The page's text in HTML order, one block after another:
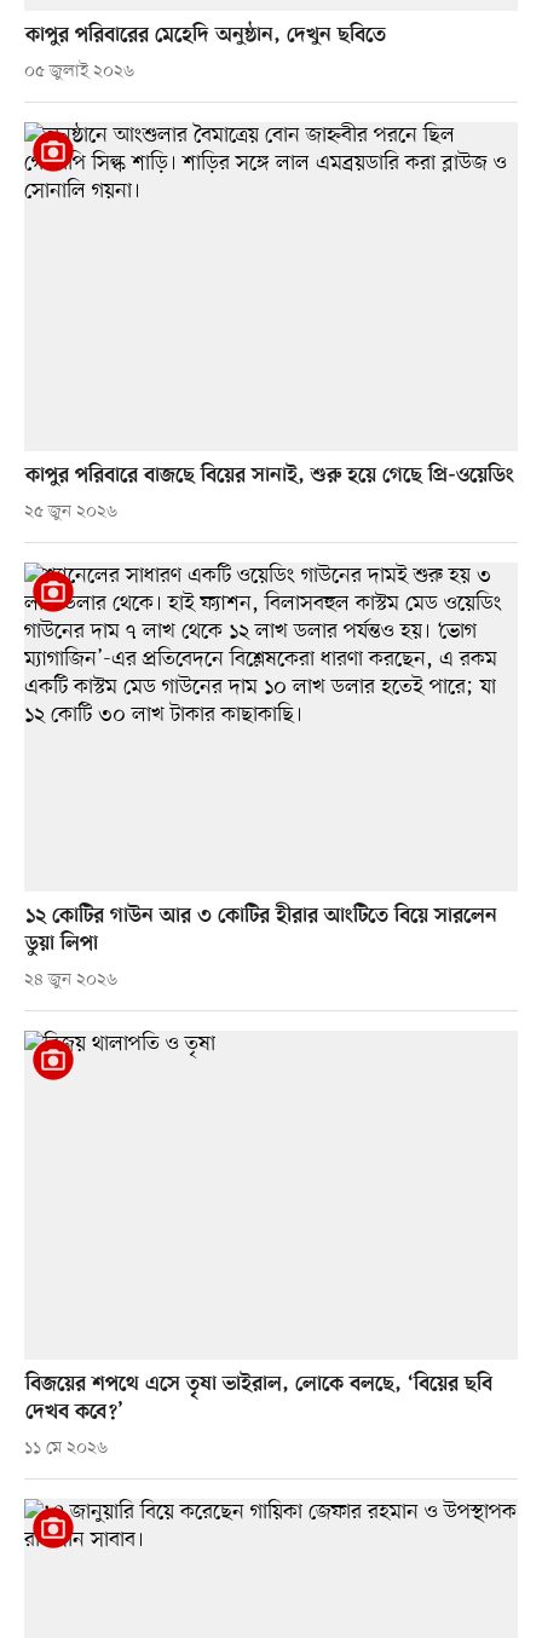
কাপুর পরিবারের মেহেদি অনুষ্ঠান, দেখুন ছবিতে
০৫ জুলাই ২০২৬
কাপুর পরিবারে বাজছে বিয়ের সানাই, শুরু হয়ে গেছে প্রি-ওয়েডিং
২৫ জুন ২০২৬
১২ কোটির গাউন আর ৩ কোটির হীরার আংটিতে বিয়ে সারলেন
ডুয়া লিপা
২৪ জুন ২০২৬
বিজয়ের শপথে এসে তৃষা ভাইরাল, লোকে বলছে, ‘বিয়ের ছবি
দেখব কবে?’
১১ মে ২০২৬